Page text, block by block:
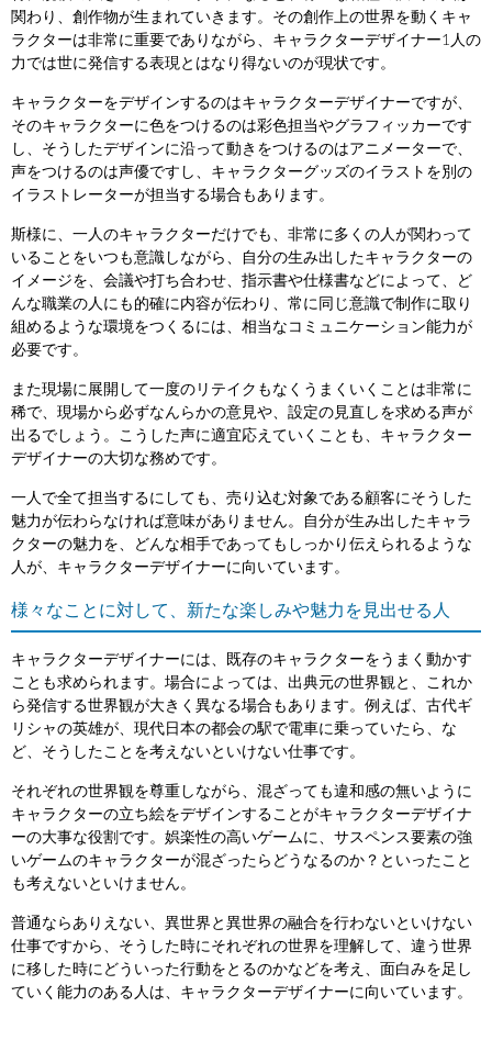
関わり、創作物が生まれていきます。その創作上の世界を動くキャ
ラクターは非常に重要でありながら、キャラクターデザイナー1人の
力では世に発信する表現とはなり得ないのが現状です。
キャラクターをデザインするのはキャラクターデザイナーですが、
そのキャラクターに色をつけるのは彩色担当やグラフィッカーです
し、そうしたデザインに沿って動きをつけるのはアニメーターで、
声をつけるのは声優ですし、キャラクターグッズのイラストを別の
イラストレーターが担当する場合もあります。
斯様に、一人のキャラクターだけでも、非常に多くの人が関わって
いることをいつも意識しながら、自分の生み出したキャラクターの
イメージを、会議や打ち合わせ、指示書や仕様書などによって、ど
んな職業の人にも的確に内容が伝わり、常に同じ意識で制作に取り
組めるような環境をつくるには、相当なコミュニケーション能力が
必要です。
また現場に展開して一度のリテイクもなくうまくいくことは非常に
稀で、現場から必ずなんらかの意見や、設定の見直しを求める声が
出るでしょう。こうした声に適宜応えていくことも、キャラクター
デザイナーの大切な務めです。
一人で全て担当するにしても、売り込む対象である顧客にそうした
魅力が伝わらなければ意味がありません。自分が生み出したキャラ
クターの魅力を、どんな相手であってもしっかり伝えられるような
人が、キャラクターデザイナーに向いています。
様々なことに対して、新たな楽しみや魅力を見出せる人
キャラクターデザイナーには、既存のキャラクターをうまく動かす
ことも求められます。場合によっては、出典元の世界観と、これか
ら発信する世界観が大きく異なる場合もあります。例えば、古代ギ
リシャの英雄が、現代日本の都会の駅で電車に乗っていたら、な
ど、そうしたことを考えないといけない仕事です。
それぞれの世界観を尊重しながら、混ざっても違和感の無いように
キャラクターの立ち絵をデザインすることがキャラクターデザイナ
ーの大事な役割です。娯楽性の高いゲームに、サスペンス要素の強
いゲームのキャラクターが混ざったらどうなるのか？といったこと
も考えないといけません。
普通ならありえない、異世界と異世界の融合を行わないといけない
仕事ですから、そうした時にそれぞれの世界を理解して、違う世界
に移した時にどういった行動をとるのかなどを考え、面白みを足し
ていく能力のある人は、キャラクターデザイナーに向いています。